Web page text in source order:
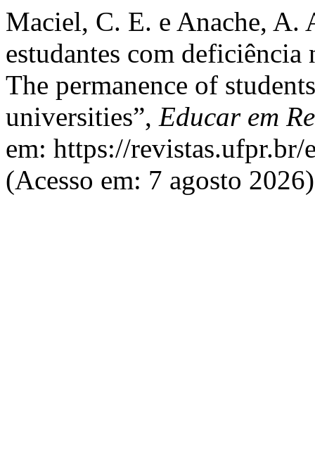
Maciel, C. E. e Anache, A.
estudantes com deficiência
The permanence of
universities”, Educar em
em: https://
(Acesso em: 7 agosto